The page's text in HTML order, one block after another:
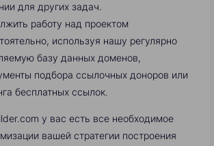
для других задач.
работу над проектом
используя нашу регулярно
базу данных доменов,
подбора ссылочных доноров или
бесплатных ссылок.
у вас есть все необходимое
вашей стратегии построения